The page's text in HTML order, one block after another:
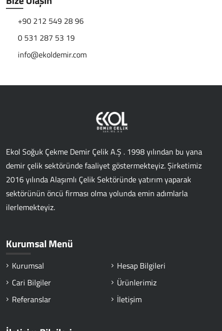
+90 212 549 28 96
0 531 287 53 19
info@ekoldemir.com
Ekol Soğuk Çekme Demir Çelik A.Ş . 1998 yılından bu yana
demir çelik sektöründe faaliyet göstermekteyiz. Şirketimiz
2016 yılında Alaşımlı Çelik Sektöründe yatırım yaparak
sektörünün öncü firması olma yolunda emin adımlarla
ilerlemekteyiz.
Kurumsal Menü
Kurumsal
Hesap Bilgileri
Cari Bilgiler
Ürünlerimiz
Referanslar
İletişim